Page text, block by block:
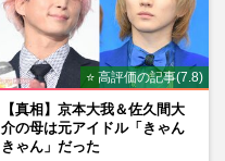
⭐ 高評価の記事(7.8)
【真相】京本大我＆佐久間大
介の母は元アイドル「きゃん
きゃん」だった